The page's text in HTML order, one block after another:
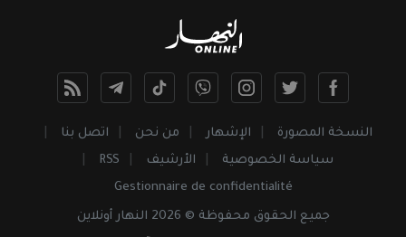
النسخة المصورة الإشهار من نحن
اتصل بنا
سياسة الخصوصية
الأرشيف
RSS
Gestionnaire de confidentialité
جميع الحقوق محفوظة © 2026 النهار أونلاين